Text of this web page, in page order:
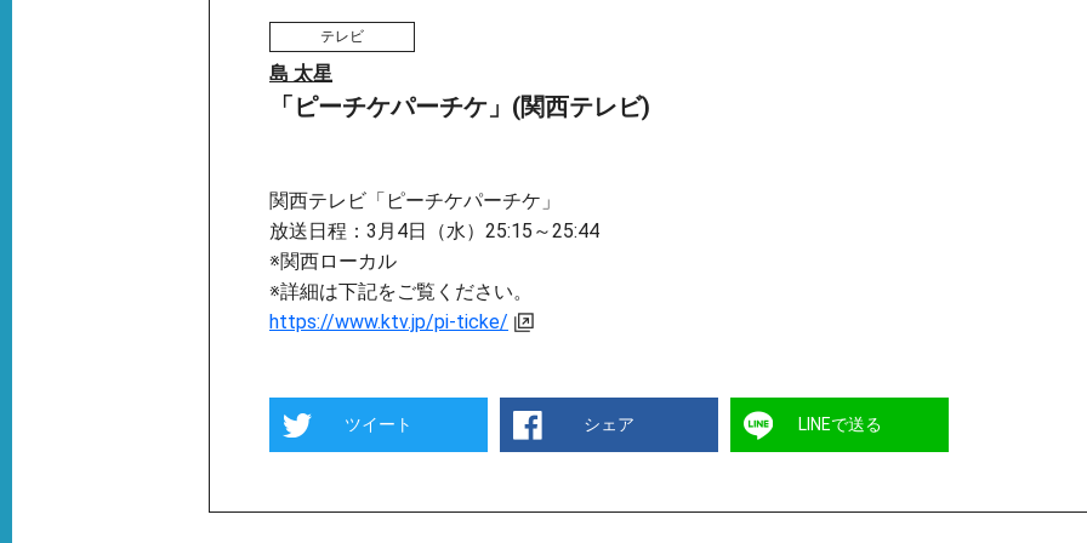
テレビ
島 太星
「ピーチケパーチケ」(関西テレビ)
関西テレビ「ピーチケパーチケ」
放送日程：3月4日（水）25:15～25:44
※関西ローカル
※詳細は下記をご覧ください。
https://www.ktv.jp/pi-ticke/
ツイート シェア LINEで送る